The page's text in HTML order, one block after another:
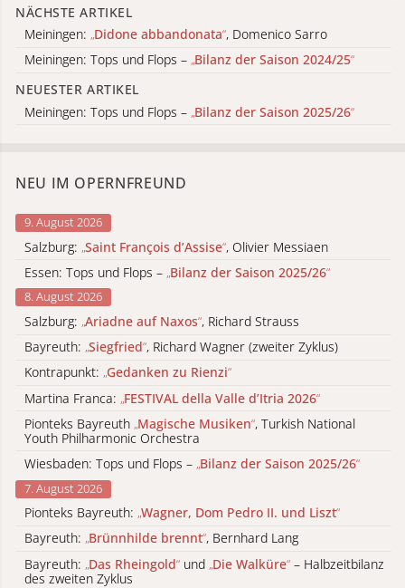
NÄCHSTE ARTIKEL
Meiningen: „Didone abbandonata“, Domenico Sarro
Meiningen: Tops und Flops – „Bilanz der Saison 2024/25“
NEUESTER ARTIKEL
Meiningen: Tops und Flops – „Bilanz der Saison 2025/26“
NEU IM OPERNFREUND
9. August 2026
Salzburg: „Saint François d’Assise“, Olivier Messiaen
Essen: Tops und Flops – „Bilanz der Saison 2025/26“
8. August 2026
Salzburg: „Ariadne auf Naxos“, Richard Strauss
Bayreuth: „Siegfried“, Richard Wagner (zweiter Zyklus)
Kontrapunkt: „Gedanken zu Rienzi“
Martina Franca: „FESTIVAL della Valle d’Itria 2026“
Pionteks Bayreuth „Magische Musiken“, Turkish National
Youth Philharmonic Orchestra
Wiesbaden: Tops und Flops – „Bilanz der Saison 2025/26“
7. August 2026
Pionteks Bayreuth: „Wagner, Dom Pedro II. und Liszt“
Bayreuth: „Brünnhilde brennt“, Bernhard Lang
Bayreuth: „Das Rheingold“ und „Die Walküre“ – Halbzeitbilanz
des zweiten Zyklus